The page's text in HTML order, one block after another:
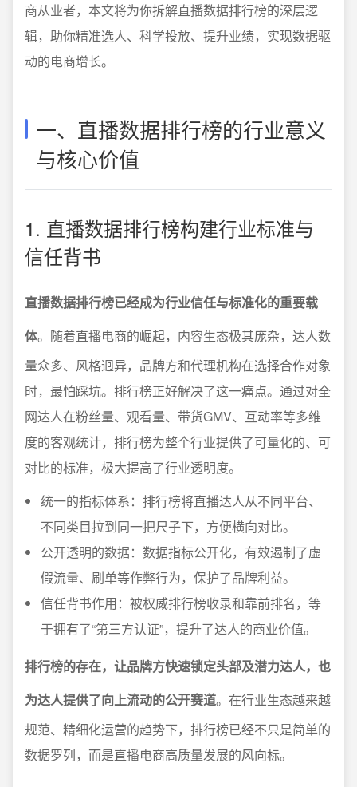
商从业者，本文将为你拆解直播数据排行榜的深层逻
辑，助你精准选人、科学投放、提升业绩，实现数据驱
动的电商增长。
一、直播数据排行榜的行业意义
与核心价值
1. 直播数据排行榜构建行业标准与
信任背书
直播数据排行榜已经成为行业信任与标准化的重要载
体。随着直播电商的崛起，内容生态极其庞杂，达人数
量众多、风格迥异，品牌方和代理机构在选择合作对象
时，最怕踩坑。排行榜正好解决了这一痛点。通过对全
网达人在粉丝量、观看量、带货GMV、互动率等多维
度的客观统计，排行榜为整个行业提供了可量化的、可
对比的标准，极大提高了行业透明度。
统一的指标体系：排行榜将直播达人从不同平台、
不同类目拉到同一把尺子下，方便横向对比。
公开透明的数据：数据指标公开化，有效遏制了虚
假流量、刷单等作弊行为，保护了品牌利益。
信任背书作用：被权威排行榜收录和靠前排名，等
于拥有了“第三方认证”，提升了达人的商业价值。
排行榜的存在，让品牌方快速锁定头部及潜力达人，也
为达人提供了向上流动的公开赛道。在行业生态越来越
规范、精细化运营的趋势下，排行榜已经不只是简单的
数据罗列，而是直播电商高质量发展的风向标。